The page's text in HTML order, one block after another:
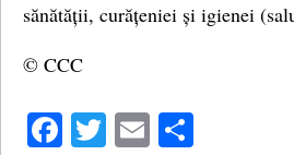
sănătății, curățeniei și igienei
© CCC
Facebook
Twitter
Email